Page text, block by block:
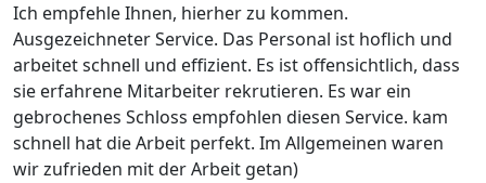
Ich empfehle Ihnen, hierher zu kommen.
Ausgezeichneter Service. Das Personal ist hoflich und
arbeitet schnell und effizient. Es ist offensichtlich, dass
sie erfahrene Mitarbeiter rekrutieren. Es war ein
gebrochenes Schloss empfohlen diesen Service. kam
schnell hat die Arbeit perfekt. Im Allgemeinen waren
wir zufrieden mit der Arbeit getan)